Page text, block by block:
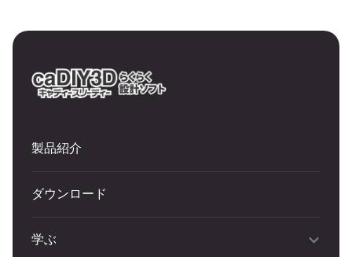
製品紹介
ダウンロード
学ぶ